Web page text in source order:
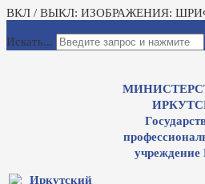
ВКЛ / ВЫКЛ: ИЗОБРАЖЕНИЯ:
Искать...
учреждение